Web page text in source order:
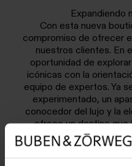
Expandiendo
Con esta nueva
compromiso de ofrecer
nuestros clientes. En
oportunidad de
icónicas con la
equipo de expertos. Ya
experimentado, un
conocedor del lujo y la
ofrece un destino que
buscan lo